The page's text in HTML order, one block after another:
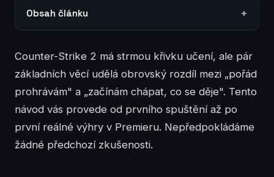
Obsah článku
Counter-Strike 2 má strmou křivku učení, ale pár
základních věcí udělá obrovský rozdíl mezi „pořád
prohrávám" a „začínám chápat, co se děje". Tento
návod vás provede od prvního spuštění až po
první reálné výhry v Premieru. Nepředpokládáme
žádné předchozí zkušenosti.